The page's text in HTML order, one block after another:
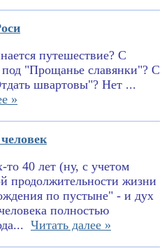
путешествие? С
"Прощанье славянки"? С
швартовы"? Нет ...
»
то 40 лет (ну, с учетом
продолжительности жизни
по пустыне" - и дух
полностью
Читать далее »